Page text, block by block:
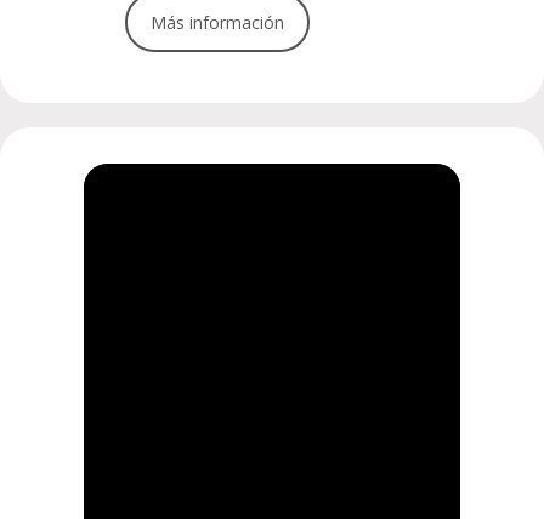
Más información